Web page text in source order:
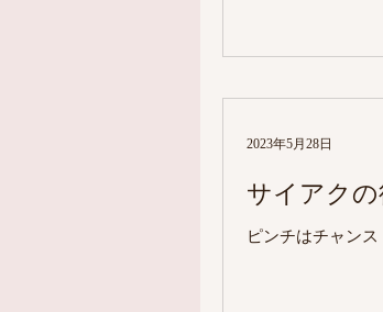
サイアクの
ピンチはチャンス
2023年5月28日